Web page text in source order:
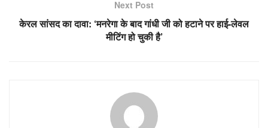
Next Post
केरल सांसद का दावा: ‘मनरेगा के बाद गांधी जी को हटाने पर हाई-लेवल
मीटिंग हो चुकी है’